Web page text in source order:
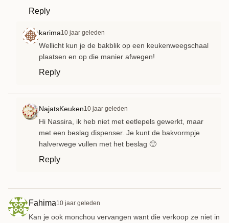
Reply
karima10 jaar geleden
Wellicht kun je de bakblik op een keukenweegschaal
plaatsen en op die manier afwegen!
Reply
NajatsKeuken10 jaar geleden
Hi Nassira, ik heb niet met eetlepels gewerkt, maar
met een beslag dispenser. Je kunt de bakvormpje
halverwege vullen met het beslag 🙂
Reply
Fahima10 jaar geleden
Kan je ook monchou vervangen want die verkoop ze niet in